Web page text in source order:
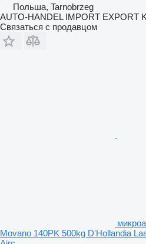
Польша, Tarnobrzeg
AUTO-HANDEL IMPORT EXPORT
Связаться с продавцом
Movano 140PK 500kg D'Hollandia